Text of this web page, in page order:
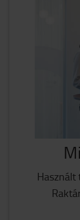
Használt